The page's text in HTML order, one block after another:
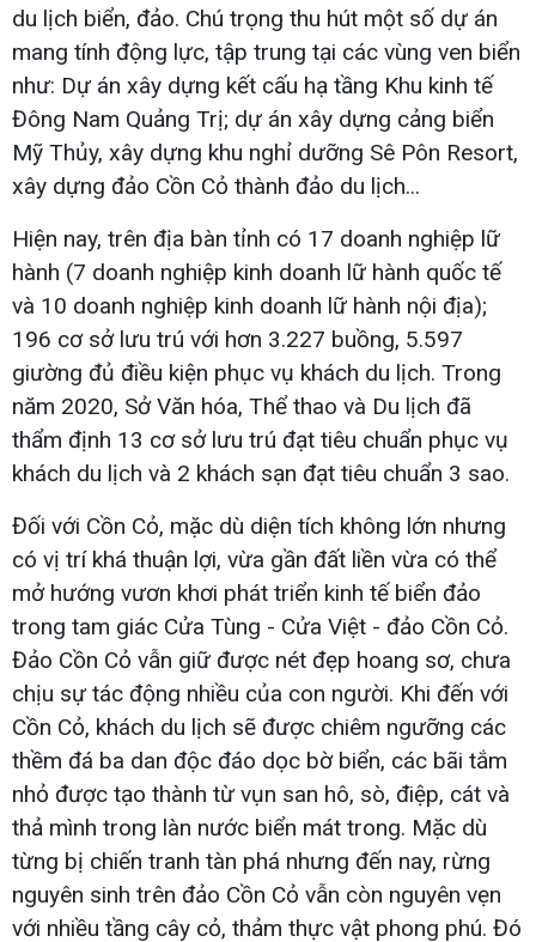
du lịch biển, đảo. Chú trọng thu hút một số dự án
mang tính động lực, tập trung tại các vùng ven biển
như: Dự án xây dựng kết cấu hạ tầng Khu kinh tế
Đông Nam Quảng Trị; dự án xây dựng cảng biển
Mỹ Thủy, xây dựng khu nghỉ dưỡng Sê Pôn Resort,
xây dựng đảo Cồn Cỏ thành đảo du lịch...
Hiện nay, trên địa bàn tỉnh có 17 doanh nghiệp lữ
hành (7 doanh nghiệp kinh doanh lữ hành quốc tế
và 10 doanh nghiệp kinh doanh lữ hành nội địa);
196 cơ sở lưu trú với hơn 3.227 buồng, 5.597
giường đủ điều kiện phục vụ khách du lịch. Trong
năm 2020, Sở Văn hóa, Thể thao và Du lịch đã
thẩm định 13 cơ sở lưu trú đạt tiêu chuẩn phục vụ
khách du lịch và 2 khách sạn đạt tiêu chuẩn 3 sao.
Đối với Cồn Cỏ, mặc dù diện tích không lớn nhưng
có vị trí khá thuận lợi, vừa gần đất liền vừa có thể
mở hướng vươn khơi phát triển kinh tế biển đảo
trong tam giác Cửa Tùng - Cửa Việt - đảo Cồn Cỏ.
Đảo Cồn Cỏ vẫn giữ được nét đẹp hoang sơ, chưa
chịu sự tác động nhiều của con người. Khi đến với
Cồn Cỏ, khách du lịch sẽ được chiêm ngưỡng các
thềm đá ba dan độc đáo dọc bờ biển, các bãi tắm
nhỏ được tạo thành từ vụn san hô, sò, điệp, cát và
thả mình trong làn nước biển mát trong. Mặc dù
từng bị chiến tranh tàn phá nhưng đến nay, rừng
nguyên sinh trên đảo Cồn Cỏ vẫn còn nguyên vẹn
với nhiều tầng cây cỏ, thảm thực vật phong phú. Đó